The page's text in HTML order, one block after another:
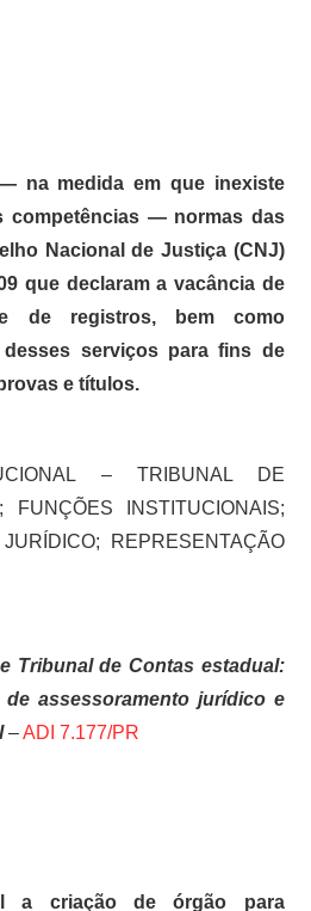
na medida em que inexiste
competências — normas das
Nacional de Justiça (CNJ)
que declaram a vacância de
de registros, bem como
serviços para fins de
e títulos.
– TRIBUNAL DE
FUNÇÕES INSTITUCIONAIS;
REPRESENTAÇÃO
Tribunal de Contas estadual:
assessoramento jurídico e
–ADI 7.177/PR
a criação de órgão para